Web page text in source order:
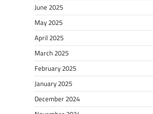
June 2025
May 2025
April 2025
March 2025
February 2025
January 2025
December 2024